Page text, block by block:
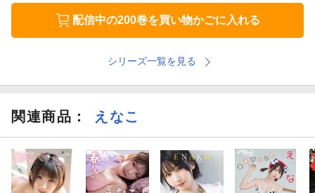
配信中の200巻を買い物かごに入れる
シリーズ一覧を見る
関連商品 ： えなこ